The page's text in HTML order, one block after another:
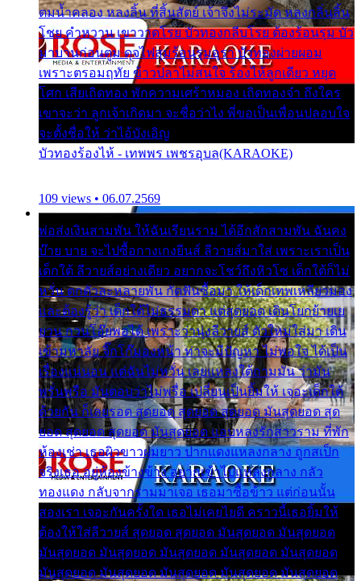
ตมน้ำคลอง หลงลิ้น ที่สิ้นสัตย์ เจ้าจึงไม่ระมัด หลงกลิ่นลิ้น
โชย คำหวาน เขาวาดโรย บัวทองกลีบโรย ต้องร้อนรุม บัว
มาบานก่อนตูม ดุจไฟสุมร้อนรุมอุรา บัวทองผ่ายผอม
เพราะตรอมฤทัย ข้าวปลาไม่สนใจ ร้องไห้ลูกเดียว หยุด
โศก เสียเถิดทอง พักความเศร้าหมอง เถิดทองจ๋า ถึงใคร
เขาจะว่า ลูกเจ้าเกิดมา จะชื่อว่าไง พี่ขอเป็นเพื่อนปลอบใจ
จะตั้งชื่อให้ ว่าไอ้บังเอิญ
บัวทองร้องไห้ - เทพพร เพชรอุบล(KARAOKE)
109 views • 06.07.2569
พ่อส่งเงินสามพัน ให้ฉันเรียนราม ได้อีกสักสามพัน ฉันคง
บ๊าย บาย จะไปซื้อกางเกงยีนส์ ลีวายส์มาใส่ เพราะเราเป็น
เด็กใต้ ลีวายส์อย่างเดียว อยากจะโชว์ถึงหิวโซ เด็กใต้ก็ไม่
หวั่น ตกตัวละหลายพัน กัดฟันซื้อมา ให้เด็กเทพเหลียวมอง
และต้องรู้ว่า เด็กใต้ไม่ธรรมดา แต่สุดยอด เดินโยกย้ายเย
ยวน กวนโอ๊ยพอได้ เพราะว่านุ่งลีวายส์ ตัวใหม่ใส่มา เดิน
เข้ามหาลัย จิ๊กโก๊มองหน้า ท่าจะมีปัญหา ไม่พอใจ ได้เป็น
เรื่องแน่นอน แต่ฉันไม่หวั่น เลยแหลงใต้ถามมัน ว่ามัน
พรั่นพรือ มันตอบว่าไม่พรื่อ เปลี่ยนเป็นยิ้มให้ เจอะเด็กใต้
ด้วยกัน ก็เลยรอด สุดยอด สุดยอด สุดยอด มันสุดยอด สุด
ยอด สุดยอด สุดยอด มันสุดยอด แอบหลงรักสาวราม ที่พัก
ห้องเช่า เธอผิวขาวผมยาว ปากแดงแหลงกลาง ถูกสเป็ก
จริงเธอ อยู่ห้องข้างข้าง อยากเข้าไปแหลงกลาง กลัว
ทองแดง กลับจากรามมาเจอ เธอมาซื้อข้าว แต่ก่อนนั้น
สองเรา เจอะกันครั้งใด เธอไม่เคยไยดี คราวนี้เธอยิ้มให้
ต้องให้ใส่ลีวายส์ สุดยอด สุดยอด มันสุดยอด มันสุดยอด
มันสุดยอด มันสุดยอด มันสุดยอด มันสุดยอด มันสุดยอด
มันสุดยอด มันสุดยอด มันสุดยอด มันสุดยอด มันสุดยอด